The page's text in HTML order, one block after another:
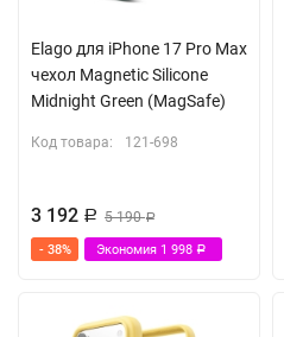
Elago для iPhone 17 Pro Max
чехол Magnetic Silicone
Midnight Green (MagSafe)
Код товара: 121-698
3 192 Р 5 190Р
- 38% Экономия 1 998 Р